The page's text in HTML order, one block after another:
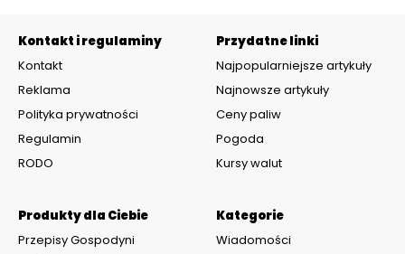
Kontakt i regulaminy
Kontakt
Reklama
Polityka prywatności
Regulamin
RODO
Kategorie
Wiadomości
Produkty dla Ciebie
Przepisy Gospodyni
Przydatne linki
Najpopularniejsze artykuły
Najnowsze artykuły
Ceny paliw
Pogoda
Kursy walut